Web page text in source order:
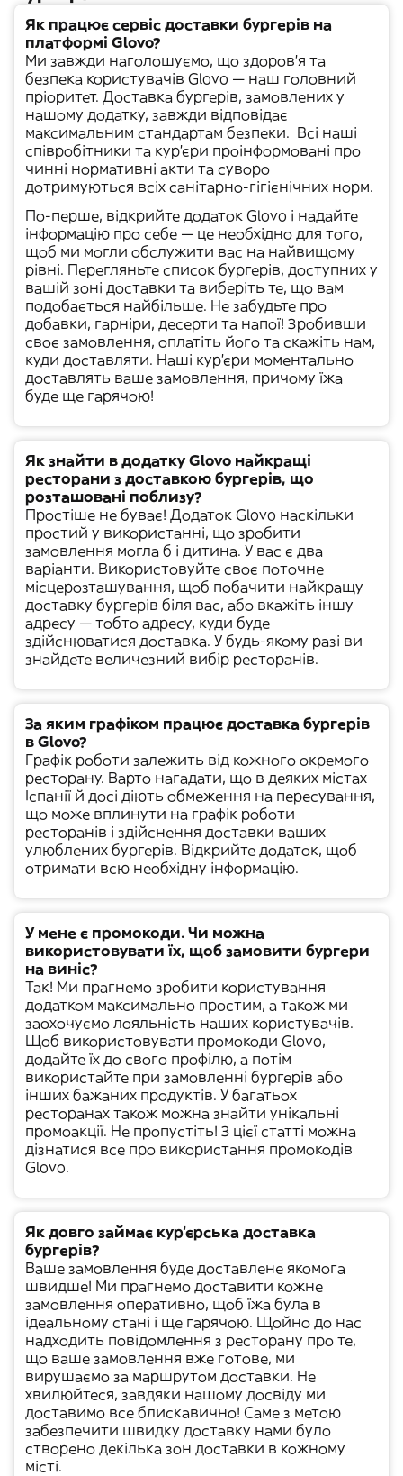
Як працює сервіс доставки бургерів на
платформі Glovo?
Ми завжди наголошуємо, що здоров'я та
безпека користувачів Glovo — наш головний
пріоритет. Доставка бургерів, замовлених у
нашому додатку, завжди відповідає
максимальним стандартам безпеки. Всі наші
співробітники та кур'єри проінформовані про
чинні нормативні акти та суворо
дотримуються всіх санітарно-гігієнічних норм.
По-перше, відкрийте додаток Glovo і надайте
інформацію про себе — це необхідно для того,
щоб ми могли обслужити вас на найвищому
рівні. Перегляньте список бургерів, доступних у
вашій зоні доставки та виберіть те, що вам
подобається найбільше. Не забудьте про
добавки, гарніри, десерти та напої! Зробивши
своє замовлення, оплатіть його та скажіть нам,
куди доставляти. Наші кур'єри моментально
доставлять ваше замовлення, причому їжа
буде ще гарячою!
Як знайти в додатку Glovo найкращі
ресторани з доставкою бургерів, що
розташовані поблизу?
Простіше не буває! Додаток Glovo наскільки
простий у використанні, що зробити
замовлення могла б і дитина. У вас є два
варіанти. Використовуйте своє поточне
місцерозташування, щоб побачити найкращу
доставку бургерів біля вас, або вкажіть іншу
адресу — тобто адресу, куди буде
здійснюватися доставка. У будь-якому разі ви
знайдете величезний вибір ресторанів.
За яким графіком працює доставка бургерів
в Glovo?
Графік роботи залежить від кожного окремого
ресторану. Варто нагадати, що в деяких містах
Іспанії й досі діють обмеження на пересування,
що може вплинути на графік роботи
ресторанів і здійснення доставки ваших
улюблених бургерів. Відкрийте додаток, щоб
отримати всю необхідну інформацію.
У мене є промокоди. Чи можна
використовувати їх, щоб замовити бургери
на виніс?
Так! Ми прагнемо зробити користування
додатком максимально простим, а також ми
заохочуємо лояльність наших користувачів.
Щоб використовувати промокоди Glovo,
додайте їх до свого профілю, а потім
використайте при замовленні бургерів або
інших бажаних продуктів. У багатьох
ресторанах також можна знайти унікальні
промоакції. Не пропустіть! З цієї статті можна
дізнатися все про використання промокодів
Glovo.
Як довго займає кур'єрська доставка
бургерів?
Ваше замовлення буде доставлене якомога
швидше! Ми прагнемо доставити кожне
замовлення оперативно, щоб їжа була в
ідеальному стані і ще гарячою. Щойно до нас
надходить повідомлення з ресторану про те,
що ваше замовлення вже готове, ми
вирушаємо за маршрутом доставки. Не
хвилюйтеся, завдяки нашому досвіду ми
доставимо все блискавично! Саме з метою
забезпечити швидку доставку нами було
створено декілька зон доставки в кожному
місті.